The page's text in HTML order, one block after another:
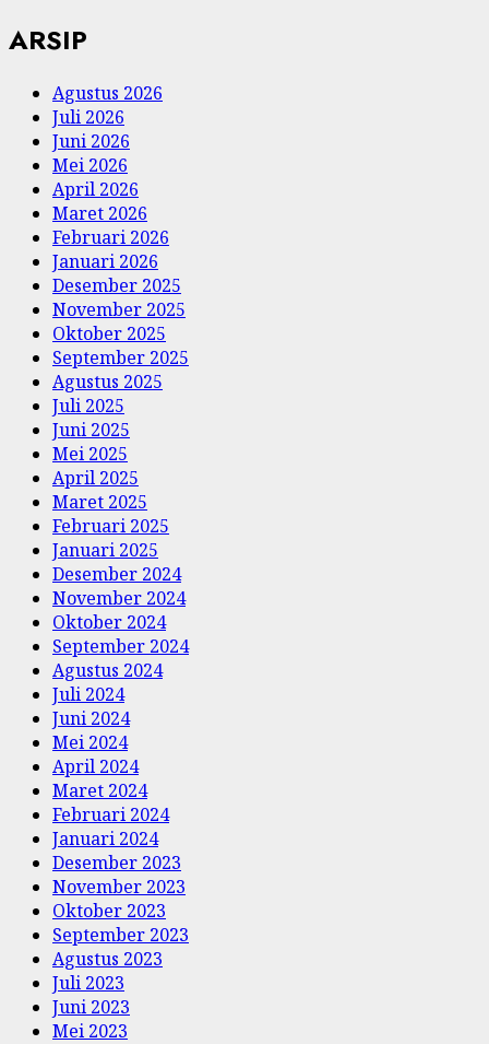
ARSIP
Agustus 2026
Juli 2026
Juni 2026
Mei 2026
April 2026
Maret 2026
Februari 2026
Januari 2026
Desember 2025
November 2025
Oktober 2025
September 2025
Agustus 2025
Juli 2025
Juni 2025
Mei 2025
April 2025
Maret 2025
Februari 2025
Januari 2025
Desember 2024
November 2024
Oktober 2024
September 2024
Agustus 2024
Juli 2024
Juni 2024
Mei 2024
April 2024
Maret 2024
Februari 2024
Januari 2024
Desember 2023
November 2023
Oktober 2023
September 2023
Agustus 2023
Juli 2023
Juni 2023
Mei 2023